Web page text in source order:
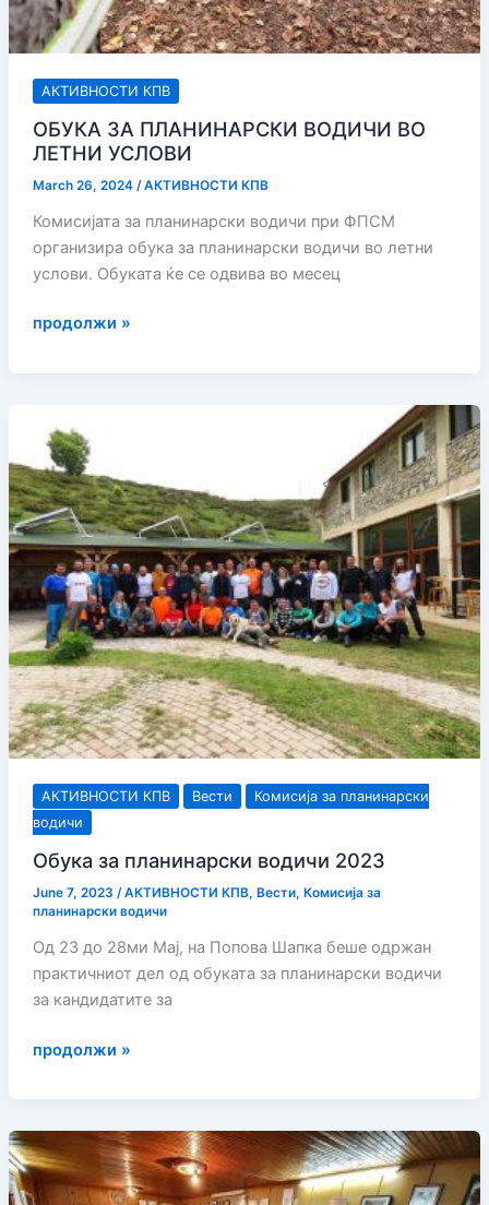
АКТИВНОСТИ КПВ
ОБУКА ЗА ПЛАНИНАРСКИ ВОДИЧИ ВО
ЛЕТНИ УСЛОВИ
March 26, 2024 /АКТИВНОСТИ КПВ
Комисијата за планинарски водичи при ФПСМ
организира обука за планинарски водичи во летни
услови. Обуката ќе се одвива во месец
ОБУКА
ВО
ЛЕТНИ
УСЛОВИ
продолжи »
АКТИВНОСТИ КПВ Вести
Комисија за планинарски
водичи
Обука за планинарски водичи 2023
June 7, 2023 /АКТИВНОСТИ КПВ, Вести, Комисија за
планинарски водичи
Од 23 до 28ми Мај, на Попова Шапка беше одржан
практичниот дел од обуката за планинарски водичи
за кандидатите за
Обука
водичи
2023
продолжи »